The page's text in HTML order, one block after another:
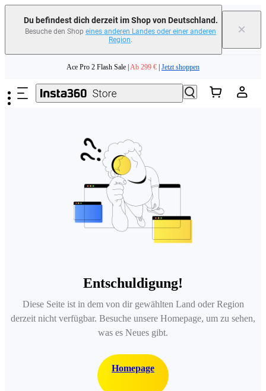
Du befindest dich derzeit im Shop von Deutschland.
Besuche den Shop eines anderen Landes oder einer anderen
Region.
×
Need shopping help? |
Ace Pro 2 Flash Sale | Ab 299 € Jetzt shoppen
Entschuldigung!
Diese Seite ist in dem von dir gewählten Land oder Region
derzeit nicht verfügbar. Besuche unsere Homepage, um zu sehen,
was es Neues gibt.
Homepage